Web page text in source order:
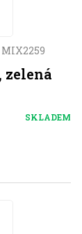
MIX2259
zelená
SKLADEM